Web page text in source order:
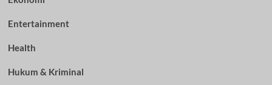
Entertainment
Health
Hukum & Kriminal